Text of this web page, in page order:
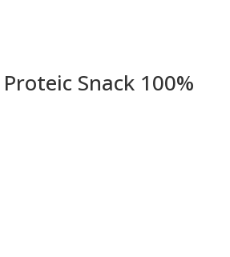
Snack 100%